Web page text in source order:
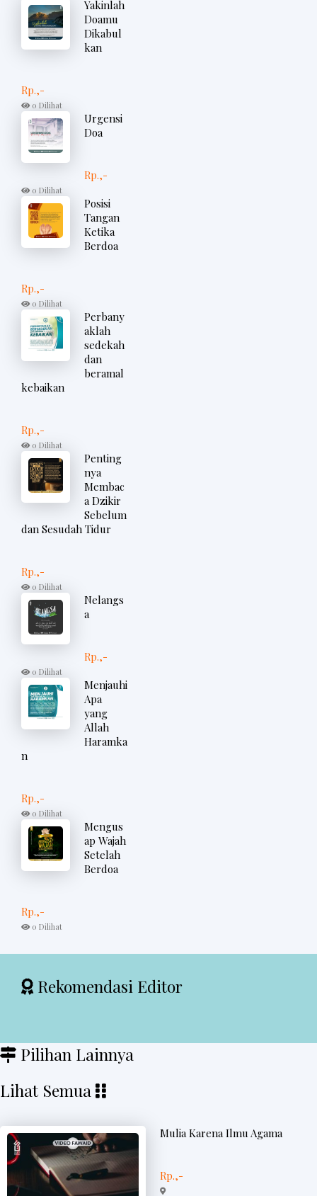
Yakinlah
Doamu
Dikabul
kan
Rp.,-
0 Dilihat
Urgensi
Doa
Rp.,-
0 Dilihat
Posisi
Tangan
Ketika
Berdoa
Rp.,-
0 Dilihat
Perbany
aklah
sedekah
dan
beramal
kebaikan
Rp.,-
0 Dilihat
Penting
nya
Membac
a Dzikir
Sebelum
dan Sesudah Tidur
Rp.,-
0 Dilihat
Nelangs
a
Rp.,-
0 Dilihat
Menjauhi
Apa
yang
Allah
Haramka
n
Rp.,-
0 Dilihat
Mengus
ap Wajah
Setelah
Berdoa
Rp.,-
0 Dilihat
Rekomendasi Editor
Pilihan Lainnya
Lihat Semua
Mulia Karena Ilmu Agama
Rp.,-